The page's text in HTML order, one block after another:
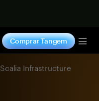
Comprar Tangem
Scalia Infrastructure